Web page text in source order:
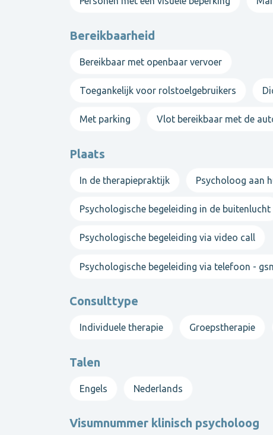
Daarnaast heb ik een kennis en ervaring met
Doelgroep
Je kan bij mij terecht indien jouw huisarts
Therapie aan huis
vrouwen
Daarnaast heb ik ervaring opgebouwd in het
Meer info vind je terug op mijn website. Ik
Als je nog verdere vragen hebt, kan je altijd bij
Bereikbaarheid
Bereikbaar met openbaar vervoer
Toegankelijk voor rolstoelgebruikers
Met parking Vlot bereikbaar met de
Plaats
In de therapiepraktijk Psycholoog aan
Psychologische begeleiding in de buitenlucht
Psychologische begeleiding via video call
Psychologische begeleiding via telefoon -
Consulttype
Individuele therapie Groepstherapie
Talen
Engels Nederlands
Visumnummer klinisch psycholoog